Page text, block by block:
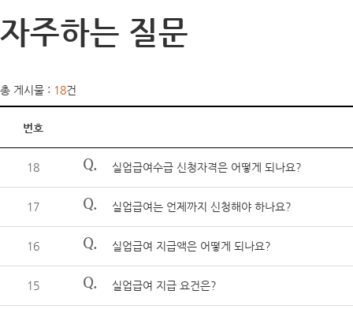
자주하는 질문
총 게시물 : 18건
번호
18 Q. 실업급여수급 신청자격은 어떻게 되나요?
17 Q. 실업급여는 언제까지 신청해야 하나요?
16 Q. 실업급여 지급액은 어떻게 되나요?
15 Q. 실업급여 지급 요건은?